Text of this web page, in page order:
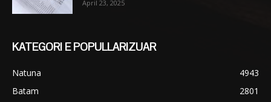
April 23, 2025
KATEGORI E POPULLARIZUAR
Natuna
4943
Batam
2801